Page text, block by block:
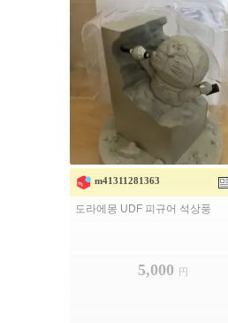
m41311281363
도라에몽 UDF 피규어 석상풍
5,000 円